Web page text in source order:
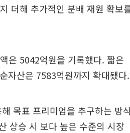
더해 추가적인 분배 재원 확보
은 5042억원을 기록했다. 짧은
자산은 7583억원까지 확대됐다.
목표 프리미엄을 추구하는 방식
상승 시 보다 높은 수준의 시장